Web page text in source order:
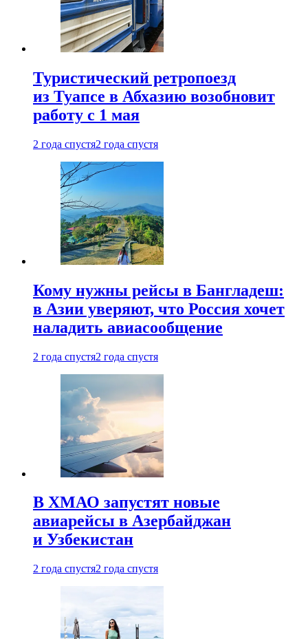
Туристический ретропоезд
из Туапсе в Абхазию возобновит
работу с 1 мая
2 года спустя2 года спустя
Кому нужны рейсы в Бангладеш:
в Азии уверяют, что Россия хочет
наладить авиасообщение
2 года спустя2 года спустя
В ХМАО запустят новые
авиарейсы в Азербайджан
и Узбекистан
2 года спустя2 года спустя